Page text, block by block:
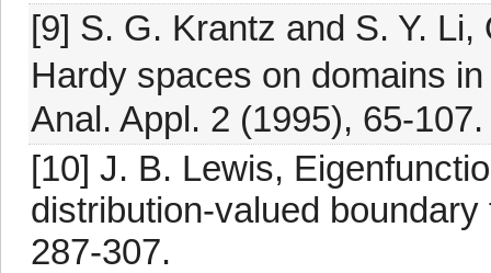
[9] S. G. Krantz and S. Y.
Hardy spaces on domains
Anal. Appl. 2 (1995), 65-107.
[10] J. B. Lewis,
distribution-valued
287-307.